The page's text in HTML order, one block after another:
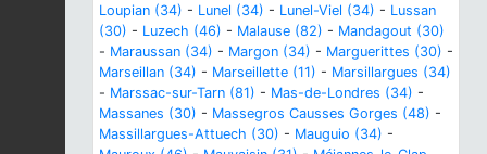
Loupian (34) - Lunel (34) - Lunel-Viel (34) - Lussan
(30) - Luzech (46) - Malause (82) - Mandagout (30)
- Maraussan (34) - Margon (34) - Marguerittes (30) -
Marseillan (34) - Marseillette (11) - Marsillargues (34)
- Marssac-sur-Tarn (81) - Mas-de-Londres (34) -
Massanes (30) - Massegros Causses Gorges (48) -
Massillargues-Attuech (30) - Mauguio (34) -